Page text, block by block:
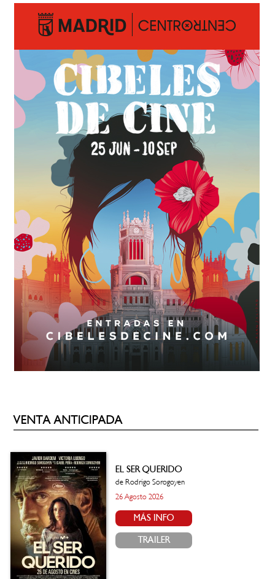
VENTA ANTICIPADA
EL SER QUERIDO
de Rodrigo Sorogoyen
26 Agosto 2026
MÁS INFO
TRAILER